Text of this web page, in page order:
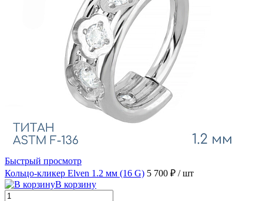
Быстрый просмотр
Кольцо-кликер Elven 1.2 мм (16 G) 5 700 ₽ / шт
В корзину